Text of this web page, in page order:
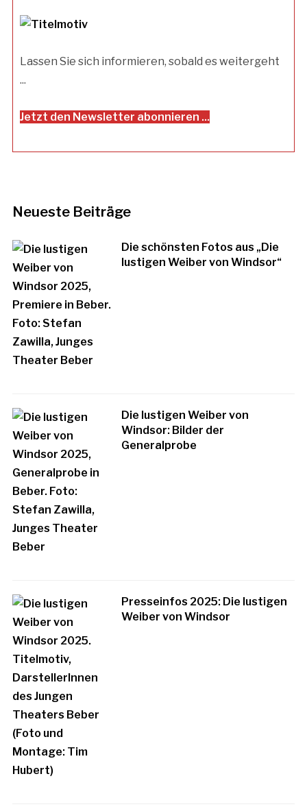
Lassen Sie sich informieren, sobald es weitergeht
...
Jetzt den Newsletter abonnieren ...
Neueste Beiträge
Die schönsten Fotos aus „Die
lustigen Weiber von Windsor“
Die lustigen Weiber von
Windsor: Bilder der
Generalprobe
Presseinfos 2025: Die lustigen
Weiber von Windsor